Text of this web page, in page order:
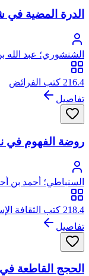
الدرة المضية
الشنشوري؛ عبد الله
الشنشوري
216.4 كتب الفرائض
تفاصيل
روضة الفهوم في
السنباطي؛ أحمد بن
الشافعي
218.4 كتب الثقافة الإسلامية العامة
تفاصيل
الحجج القاطعة